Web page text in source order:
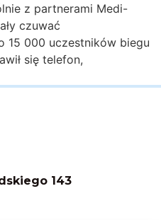
z partnerami Medi-
czuwać
15 000 uczestników biegu
się telefon,
143